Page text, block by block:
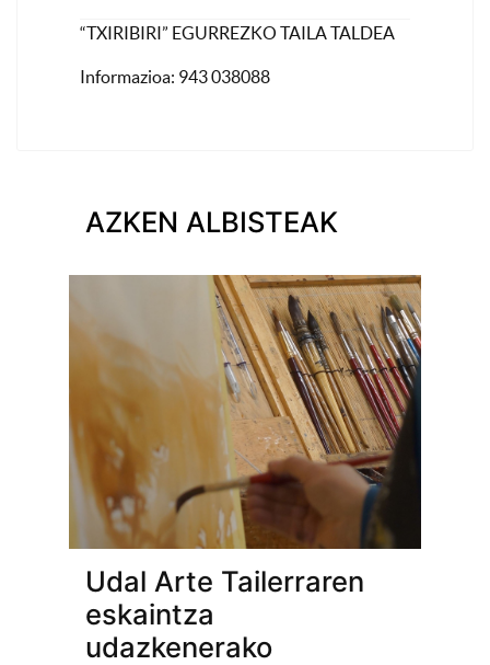
“TXIRIBIRI” EGURREZKO TAILA TALDEA
Informazioa: 943 038088
AZKEN ALBISTEAK
Udal Arte Tailerraren
eskaintza
udazkenerako